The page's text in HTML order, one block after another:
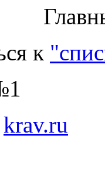
к
krav.ru